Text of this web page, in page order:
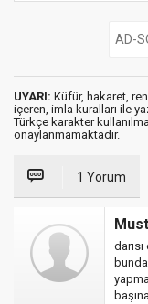
UYARI: Küfür, hakaret,
içeren, imla kuralları ile
Türkçe karakter
onaylanmamaktadır.
1 Yorum
başına